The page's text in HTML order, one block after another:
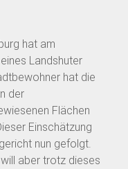
hat am
Landshuter
hat die
der
Flächen
Einschätzung
nun gefolgt.
aber trotz dieses